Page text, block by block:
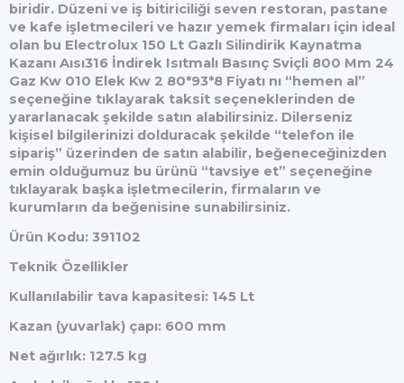
biridir. Düzeni ve iş bitiriciliği seven restoran, pastane
ve kafe işletmecileri ve hazır yemek firmaları için ideal
olan bu Electrolux 150 Lt Gazlı Silindirik Kaynatma
Kazanı Aısı316 İndirek Isıtmalı Basınç Sviçli 800 Mm 24
Gaz Kw 010 Elek Kw 2 80*93*8 Fiyatı nı “hemen al”
seçeneğine tıklayarak taksit seçeneklerinden de
yararlanacak şekilde satın alabilirsiniz. Dilerseniz
kişisel bilgilerinizi dolduracak şekilde “telefon ile
sipariş” üzerinden de satın alabilir, beğeneceğinizden
emin olduğumuz bu ürünü “tavsiye et” seçeneğine
tıklayarak başka işletmecilerin, firmaların ve
kurumların da beğenisine sunabilirsiniz.
Ürün Kodu: 391102
Teknik Özellikler
Kullanılabilir tava kapasitesi: 145 Lt
Kazan (yuvarlak) çapı: 600 mm
Net ağırlık: 127.5 kg